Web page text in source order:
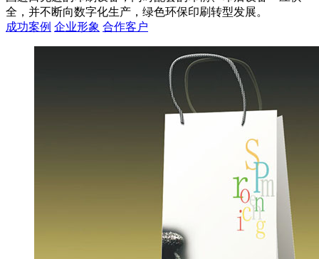
全，并不断向数字化生产，绿色环保印刷转型发展。
成功案例 企业形象 合作客户